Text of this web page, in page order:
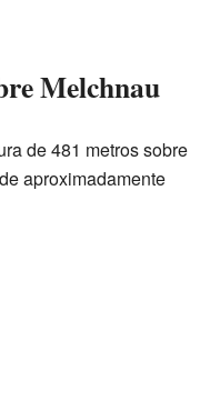
Melchnau
de 481 metros sobre
aproximadamente